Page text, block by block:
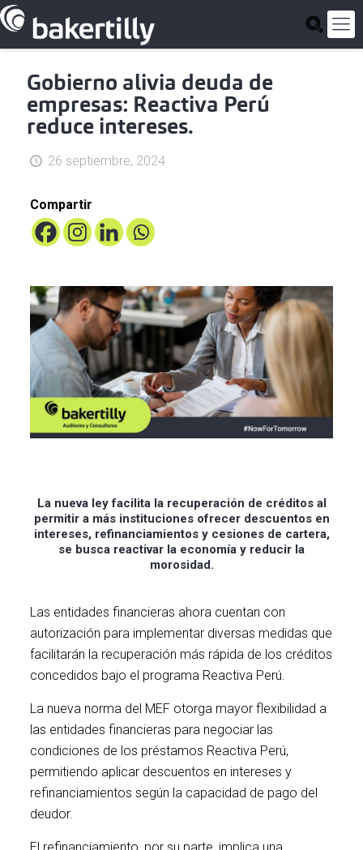
Gobierno alivia deuda de
empresas: Reactiva Perú
reduce intereses.
26 septiembre, 2024
Compartir
La nueva ley facilita la recuperación de créditos al
permitir a más instituciones ofrecer descuentos en
intereses, refinanciamientos y cesiones de cartera,
se busca reactivar la economía y reducir la
morosidad.
Las entidades financieras ahora cuentan con
autorización para implementar diversas medidas que
facilitarán la recuperación más rápida de los créditos
concedidos bajo el programa Reactiva Perú.
La nueva norma del MEF otorga mayor flexibilidad a
las entidades financieras para negociar las
condiciones de los préstamos Reactiva Perú,
permitiendo aplicar descuentos en intereses y
refinanciamientos según la capacidad de pago del
deudor.
El refinanciamiento, por su parte, implica una